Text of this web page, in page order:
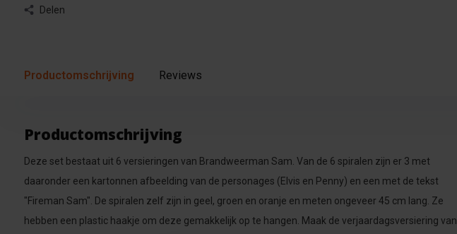
Delen
Productomschrijving Reviews
Productomschrijving
Deze set bestaat uit 6 versieringen van Brandweerman Sam. Van de 6 spiralen zijn er 3 met
daaronder een kartonnen afbeelding van de personages (Elvis en Penny) en een met de tekst
"Fireman Sam". De spiralen zelf zijn in geel, groen en oranje en meten ongeveer 45 cm lang. Ze
hebben een plastic haakje om deze gemakkelijk op te hangen. Maak de verjaardagsversiering van